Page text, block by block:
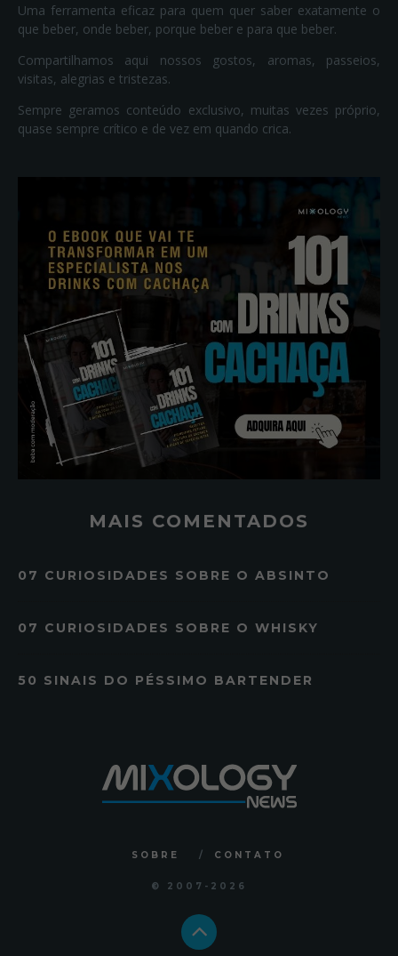
Uma ferramenta eficaz para quem quer saber exatamente o
que beber, onde beber, porque beber e para que beber.
Compartilhamos aqui nossos gostos, aromas, passeios,
visitas, alegrias e tristezas.
Sempre geramos conteúdo exclusivo, muitas vezes próprio,
quase sempre crítico e de vez em quando crica.
MAIS COMENTADOS
07 CURIOSIDADES SOBRE O ABSINTO
07 CURIOSIDADES SOBRE O WHISKY
50 SINAIS DO PÉSSIMO BARTENDER
SOBRE CONTATO
© 2007 -2026